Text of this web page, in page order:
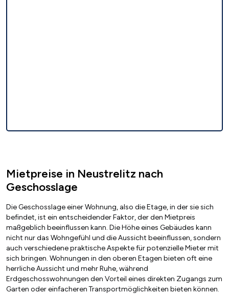
Mietpreise in Neustrelitz nach
Geschosslage
Die Geschosslage einer Wohnung, also die Etage, in der sie sich
befindet, ist ein entscheidender Faktor, der den Mietpreis
maßgeblich beeinflussen kann. Die Höhe eines Gebäudes kann
nicht nur das Wohngefühl und die Aussicht beeinflussen, sondern
auch verschiedene praktische Aspekte für potenzielle Mieter mit
sich bringen. Wohnungen in den oberen Etagen bieten oft eine
herrliche Aussicht und mehr Ruhe, während
Erdgeschosswohnungen den Vorteil eines direkten Zugangs zum
Garten oder einfacheren Transportmöglichkeiten bieten können.